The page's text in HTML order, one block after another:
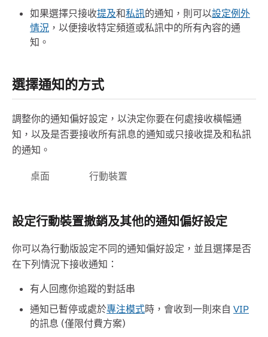
如果選擇只接收提及和私訊的通知，則可以設定例外
情況 ，以便接收特定頻道或私訊中的所有內容的通
知。
選擇通知的方式
調整你的通知偏好設定，以決定你要在何處接收橫幅通
知，以及是否要接收所有訊息的通知或只接收提及和私訊
的通知。
桌面 行動裝置
設定行動裝置撤銷及其他的通知偏好設定
你可以為行動版設定不同的通知偏好設定，並且選擇是否
在下列情況下接收通知：
有人回應你追蹤的對話串
通知已暫停或處於專注模式時，會收到一則來自 VIP
的訊息 (僅限付費方案)